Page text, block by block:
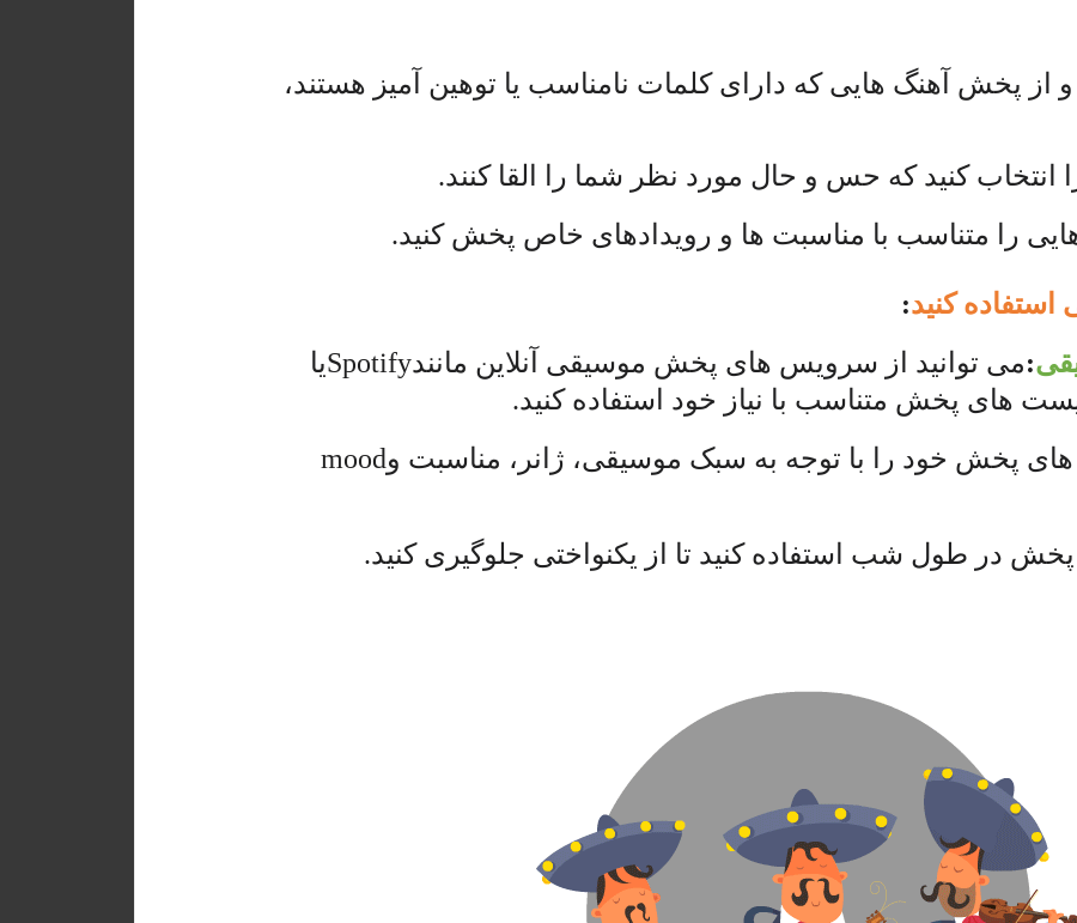
و از پخش آهنگ هایی که دارای کلمات نامناسب یا توهین آمیز هستند،
انتخاب کنید که حس و حال مورد نظر شما را القا کنند.
را متناسب با مناسبت ها و رویدادهای خاص پخش کنید.
کنید:
:می توانید از سرویس های پخش موسیقی آنلاین مانندSpotifyیا
های پخش متناسب با نیاز خود استفاده کنید.
پخش خود را با توجه به سبک موسیقی، ژانر، مناسبت وmood
در طول شب استفاده کنید تا از یکنواختی جلوگیری کنید.